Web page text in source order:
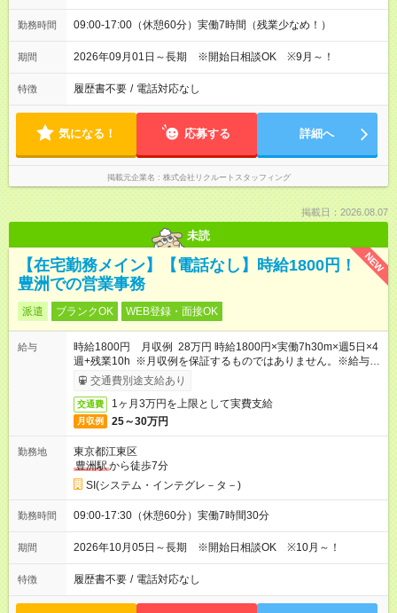
勤務時間 09:00-17:00（休憩60分）実働7時間（残業少なめ！）
期間 2026年09月01日～長期 ※開始日相談OK ※9月～！
特徴 履歴書不要 / 電話対応なし
気になる！ 応募する 詳細へ
掲載元企業名 株式会社リクルートスタッフィング
掲載日：2026.08.07
未読
NEW
【在宅勤務メイン】【電話なし】時給1800円！
豊洲での営業事務
派遣 ブランクOK WEB登録・面接OK
給与
時給1800円 月収例 28万円 時給1800円×実働7h30m×週5日×4
週+残業10h ※月収例を保証するものではありません。※給与即
受取りサービス利用可（利用条件有）
交通費別途支給あり
交通費 1ヶ月3万円を上限として実費支給
月収例 25～30万円
勤務地
東京都江東区
豊洲駅から徒歩7分
SI(システム・インテグレ－タ－)
勤務時間 09:00-17:30（休憩60分）実働7時間30分
期間 2026年10月05日～長期 ※開始日相談OK ※10月～！
特徴 履歴書不要 / 電話対応なし